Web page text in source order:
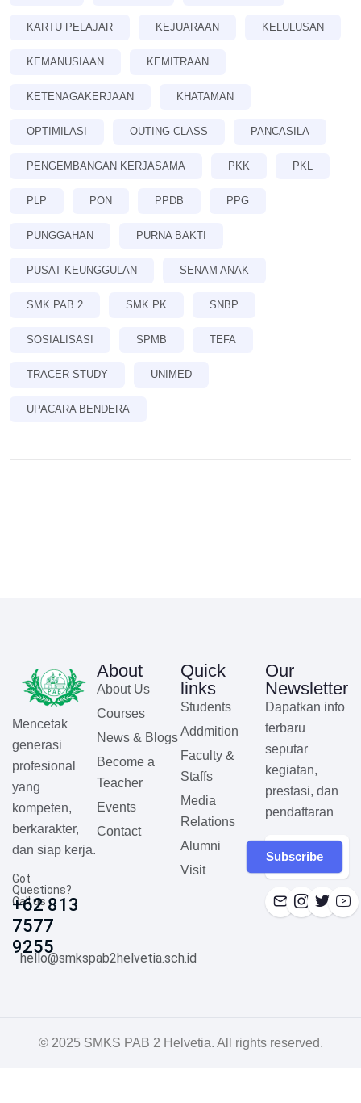
KARTU PELAJAR KEJUARAAN KELULUSAN
KEMANUSIAAN KEMITRAAN
KETENAGAKERJAAN KHATAMAN
OPTIMILASI OUTING CLASS PANCASILA
PENGEMBANGAN KERJASAMA PKK PKL
PLP PON PPDB PPG
PUNGGAHAN PURNA BAKTI
PUSAT KEUNGGULAN SENAM ANAK
SMK PAB 2 SMK PK SNBP
SOSIALISASI SPMB TEFA
TRACER STUDY UNIMED
UPACARA BENDERA
Mencetak
generasi
profesional
yang
kompeten,
berkarakter,
dan siap kerja.
Got
Questions?
Call us
+62 813
7577
9255
hello@smkspab2helvetia.sch.id
About
About Us
Courses
News & Blogs
Become a
Teacher
Events
Contact
Quick
links
Students
Addmition
Faculty &
Staffs
Media
Relations
Alumni
Visit
Our
Newsletter
Dapatkan info
terbaru
seputar
kegiatan,
prestasi, dan
pendaftaran
Subscribe
© 2025 SMKS PAB 2 Helvetia. All rights reserved.